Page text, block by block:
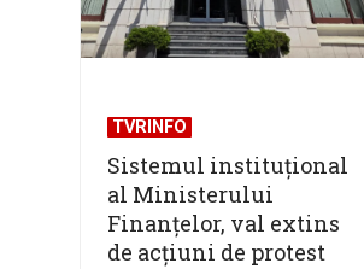
TVRINFO
Sistemul instituţional
al Ministerului
Finanţelor, val extins
de acțiuni de protest